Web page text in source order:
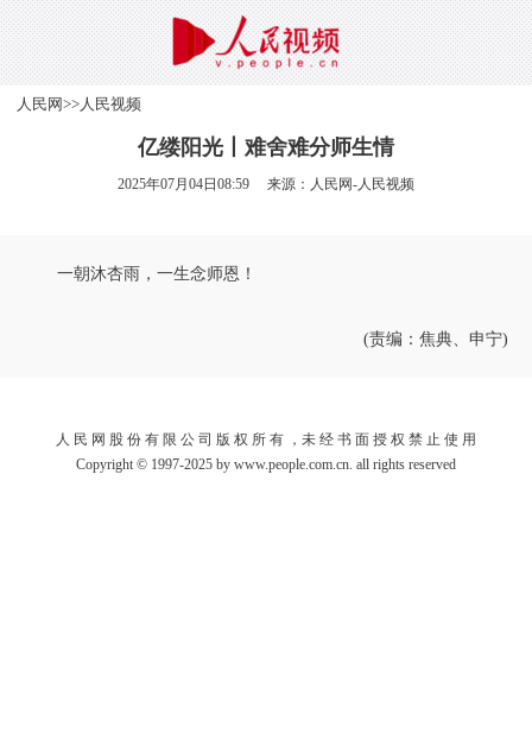
人民网>>人民视频
亿缕阳光丨难舍难分师生情
2025年07月04日08:59 来源： 人民网-人民视频
一朝沐杏雨，一生念师恩！
(责编：焦典、申宁)
人 民 网 股 份 有 限 公 司 版 权 所 有 ，未 经 书 面 授 权 禁 止 使 用
Copyright © 1997-2025 by www.people.com.cn. all rights reserved